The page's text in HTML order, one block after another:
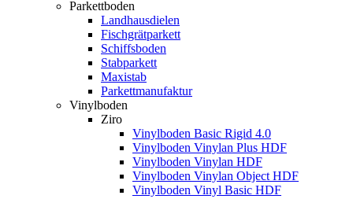
Parkettboden
Landhausdielen
Fischgrätparkett
Schiffsboden
Stabparkett
Maxistab
Parkettmanufaktur
Vinylboden
Ziro
Vinylboden Basic Rigid 4.0
Vinylboden Vinylan Plus HDF
Vinylboden Vinylan HDF
Vinylboden Vinylan Object HDF
Vinylboden Vinyl Basic HDF